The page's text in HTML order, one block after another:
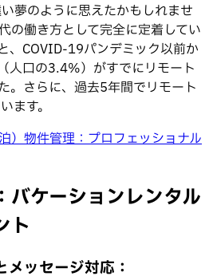
夢のように思えたかもしれませ
の働き方として完全に定着してい
、COVID-19パンデミック以前か
人口の3.4%）がすでにリモート
。さらに、過去5年間でリモート
ます。
）物件管理：プロフェッショナル
バケーションレンタル
ト
ッセージ対応：